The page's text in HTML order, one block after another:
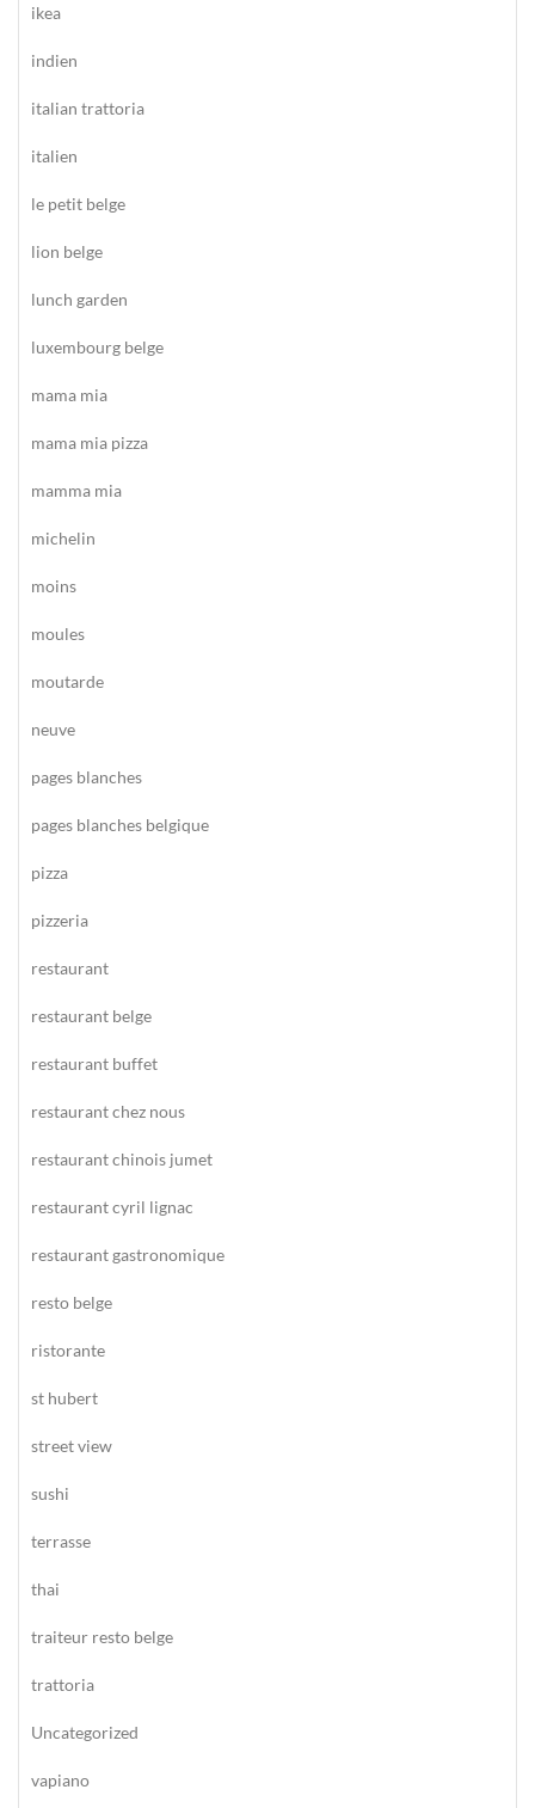
ikea
indien
italian trattoria
italien
le petit belge
lion belge
lunch garden
luxembourg belge
mama mia
mama mia pizza
mamma mia
michelin
moins
moules
moutarde
neuve
pages blanches
pages blanches belgique
pizza
pizzeria
restaurant
restaurant belge
restaurant buffet
restaurant chez nous
restaurant chinois jumet
restaurant cyril lignac
restaurant gastronomique
resto belge
ristorante
st hubert
street view
sushi
terrasse
thai
traiteur resto belge
trattoria
Uncategorized
vapiano